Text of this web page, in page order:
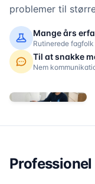
problemer til
Mange års
Rutinerede fagfolk
Til at snakke
Nem